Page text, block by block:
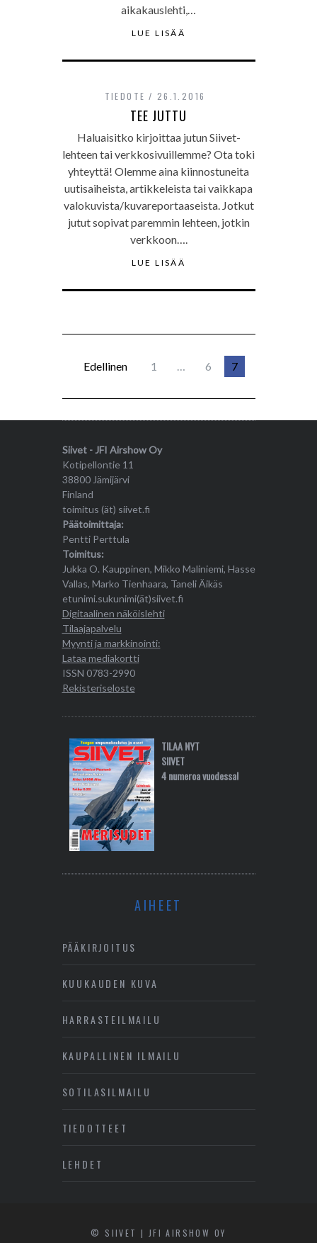
aikakauslehti,…
LUE LISÄÄ
TIEDOTE 26.1.2016
TEE JUTTU
Haluaisitko kirjoittaa jutun Siivet-
lehteen tai verkkosivuillemme? Ota toki
yhteyttä! Olemme aina kiinnostuneita
uutisaiheista, artikkeleista tai vaikkapa
valokuvista/kuvareportaaseista. Jotkut
jutut sopivat paremmin lehteen, jotkin
verkkoon….
LUE LISÄÄ
Edellinen 1 … 6 7
Siivet - JFI Airshow Oy
Kotipellontie 11
38800 Jämijärvi
Finland
toimitus (ät) siivet.fi
Päätoimittaja:
Pentti Perttula
Toimitus:
Jukka O. Kauppinen, Mikko Maliniemi, Hasse
Vallas, Marko Tienhaara, Taneli Äikäs
etunimi.sukunimi(ät)siivet.fi
Digitaalinen näköislehti
Tilaajapalvelu
Myynti ja markkinointi:
Lataa mediakortti
ISSN 0783-2990
Rekisteriseloste
TILAA NYT
SIIVET
4 numeroa vuodessa!
AIHEET
PÄÄKIRJOITUS
KUUKAUDEN KUVA
HARRASTEILMAILU
KAUPALLINEN ILMAILU
SOTILASILMAILU
TIEDOTTEET
LEHDET
© SIIVET | JFI AIRSHOW OY